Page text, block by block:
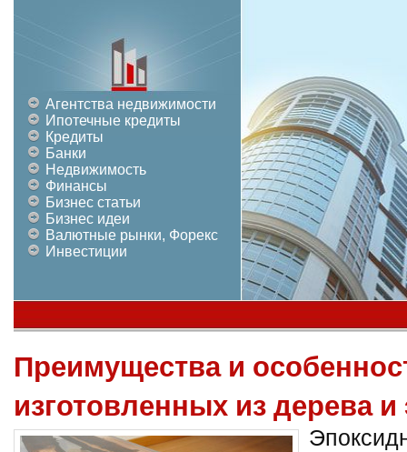
Агентства недвижимости
Ипотечные кредиты
Кредиты
Банки
Недвижимость
Финансы
Бизнес статьи
Бизнес идеи
Валютные рынки, Форекс
Инвестиции
Преимущества и
изготовленных из дерева